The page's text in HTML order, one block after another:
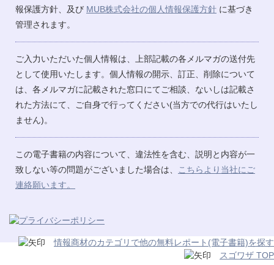
報保護方針、及び MUB株式会社の個人情報保護方針 に基づき
管理されます。
ご入力いただいた個人情報は、上部記載の各メルマガの送付先
として使用いたします。個人情報の開示、訂正、削除について
は、各メルマガに記載された窓口にてご相談、ないしは記載さ
れた方法にて、ご自身で行ってください(当方での代行はいたし
ません)。
この電子書籍の内容について、違法性を含む、説明と内容が一
致しない等の問題がございました場合は、
こちらより当社にご
連絡願います。
情報商材のカテゴリで他の無料レポート(電子書籍)を探す
スゴワザ TOP